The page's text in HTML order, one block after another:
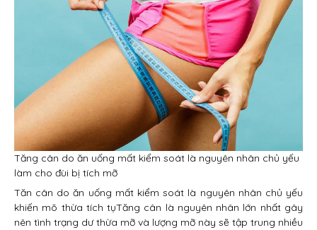
Tăng cân do ăn uống mất kiểm soát là nguyên nhân chủ yếu
làm cho đùi bị tích mỡ
Tăn cân do ăn uống mất kiểm soát là nguyên nhân chủ yếu
khiến mõ thừa tích tụTăng cân là nguyên nhân lớn nhất gây
nên tình trạng dư thừa mỡ và lượng mỡ này sẽ tập trung nhiều